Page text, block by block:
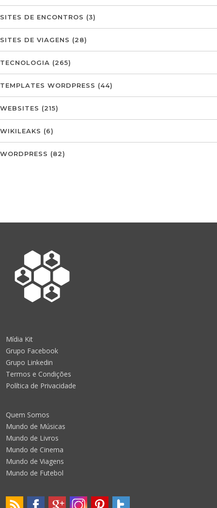
SITES DE ENCONTROS (3)
SITES DE VIAGENS (28)
TECNOLOGIA (265)
TEMPLATES WORDPRESS (44)
WEBSITES (215)
WIKILEAKS (6)
WORDPRESS (82)
Mídia Kit
Grupo Facebook
Grupo Linkedin
Termos e Condições
Política de Privacidade
Quem Somos
Mundo de Músicas
Mundo de Livros
Mundo de Cinema
Mundo de Viagens
Mundo de Futebol